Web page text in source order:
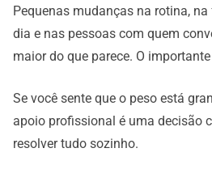
Pequenas mudanças na rotina,
dia e nas pessoas com quem
maior do que parece. O
Se você sente que o peso está
apoio profissional é uma decisão
resolver tudo sozinho.